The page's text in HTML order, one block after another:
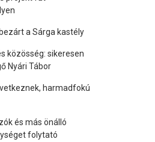
a Sárga kastély
közösség: sikeresen
Nyári Tábor
harmadfokú
és más önálló
folytató